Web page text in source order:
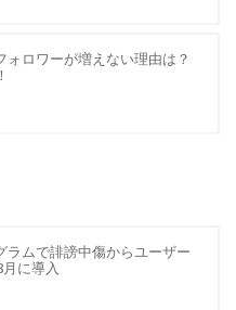
ォロワーが増えない理由は？
ラムで誹謗中傷からユーザー
に導入